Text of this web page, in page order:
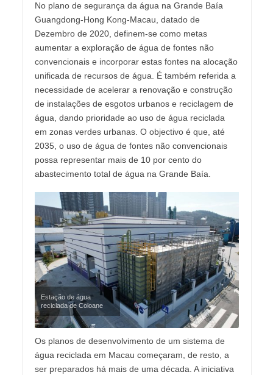
No plano de segurança da água na Grande Baía
Guangdong-Hong Kong-Macau, datado de
Dezembro de 2020, definem-se como metas
aumentar a exploração de água de fontes não
convencionais e incorporar estas fontes na alocação
unificada de recursos de água. É também referida a
necessidade de acelerar a renovação e construção
de instalações de esgotos urbanos e reciclagem de
água, dando prioridade ao uso de água reciclada
em zonas verdes urbanas. O objectivo é que, até
2035, o uso de água de fontes não convencionais
possa representar mais de 10 por cento do
abastecimento total de água na Grande Baía.
Estação de água
reciclada de Coloane
Os planos de desenvolvimento de um sistema de
água reciclada em Macau começaram, de resto, a
ser preparados há mais de uma década. A iniciativa